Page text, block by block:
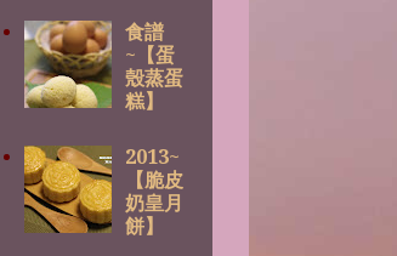
食譜
~【蛋
殼蒸蛋
糕】
2013~
【脆皮
奶皇月
餅】